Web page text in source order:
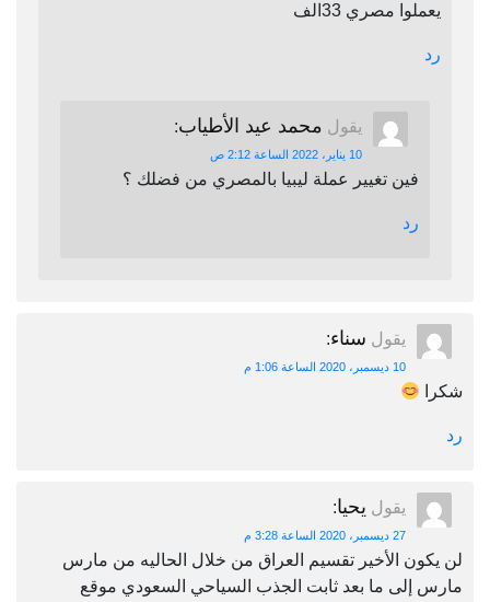
يعملوا مصري 33الف
رد
يقول محمد عيد الأطياب:
10 يناير، 2022 الساعة 2:12 ص
فين تغيير عملة ليبيا بالمصري من فضلك ؟
رد
يقول سناء:
10 ديسمبر، 2020 الساعة 1:06 م
شكرا
رد
يقول يحيا:
27 ديسمبر، 2020 الساعة 3:28 م
لن يكون الأخير تقسيم العراق من خلال الحاليه من مارس
مارس إلى ما بعد ثابت الجذب السياحي السعودي موقع